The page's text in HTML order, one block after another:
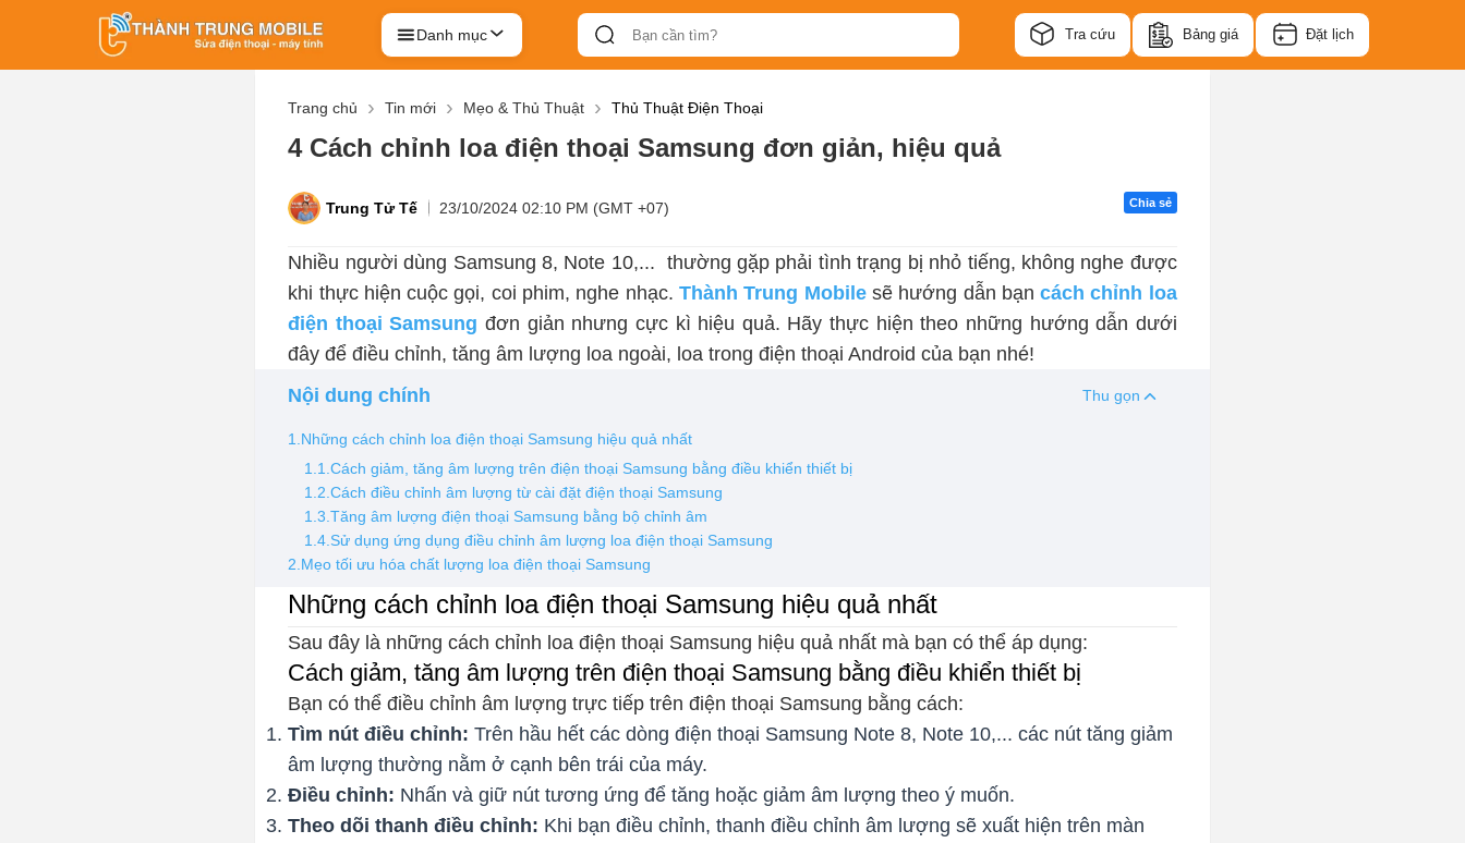
Danh mục Tra cứu Bảng giá Đặt lịch
Trang chủ Tin mới Mẹo & Thủ Thuật Thủ Thuật Điện Thoại
4 Cách chỉnh loa điện thoại Samsung đơn giản, hiệu quả
Trung Tử Tế 23/10/2024 02:10 PM (GMT +07) Chia sẻ
Nhiều người dùng Samsung 8, Note 10,... thường gặp phải tình trạng bị nhỏ tiếng, không nghe được
khi thực hiện cuộc gọi, coi phim, nghe nhạc. Thành Trung Mobilesẽ hướng dẫn bạncách chỉnh loa
điện thoại Samsung đơn giản nhưng cực kì hiệu quả. Hãy thực hiện theo những hướng dẫn dưới
đây để điều chỉnh, tăng âm lượng loa ngoài, loa trong điện thoại Android của bạn nhé!
Nội dung chính
Thu gọn
1.Những cách chỉnh loa điện thoại Samsung hiệu quả nhất
1.1.Cách giảm, tăng âm lượng trên điện thoại Samsung bằng điều khiển thiết bị
1.2.Cách điều chỉnh âm lượng từ cài đặt điện thoại Samsung
1.3.Tăng âm lượng điện thoại Samsung bằng bộ chỉnh âm
1.4.Sử dụng ứng dụng điều chỉnh âm lượng loa điện thoại Samsung
2.Mẹo tối ưu hóa chất lượng loa điện thoại Samsung
Những cách chỉnh loa điện thoại Samsung hiệu quả nhất
Sau đây là những cách chỉnh loa điện thoại Samsung hiệu quả nhất mà bạn có thể áp dụng:
Cách giảm, tăng âm lượng trên điện thoại Samsung bằng điều khiển thiết bị
Bạn có thể điều chỉnh âm lượng trực tiếp trên điện thoại Samsung bằng cách:
Tìm nút điều chỉnh: Trên hầu hết các dòng điện thoại Samsung Note 8, Note 10,... các nút tăng giảm
âm lượng thường nằm ở cạnh bên trái của máy.
Điều chỉnh: Nhấn và giữ nút tương ứng để tăng hoặc giảm âm lượng theo ý muốn.
Theo dõi thanh điều chỉnh: Khi bạn điều chỉnh, thanh điều chỉnh âm lượng sẽ xuất hiện trên màn